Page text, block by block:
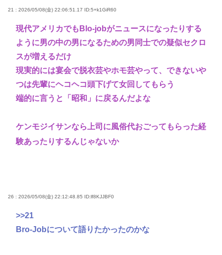
21 : 2026/05/08(金) 22:06:51.17 ID:5+k1GiR60
現代アメリカでもBlo-jobがニュースになったりする
ように男の中の男になるための男同士での疑似セクロ
スが増えるだけ
現実的には宴会で脱衣芸やホモ芸やって、できないや
つは先輩にヘコヘコ頭下げて女回してもらう
端的に言うと「昭和」に戻るんだよな
ケンモジイサンなら上司に風俗代おごってもらった経
験あったりするんじゃないか
26 : 2026/05/08(金) 22:12:48.85 ID:lf8KJJBF0
>>21
Bro-Jobについて語りたかったのかな